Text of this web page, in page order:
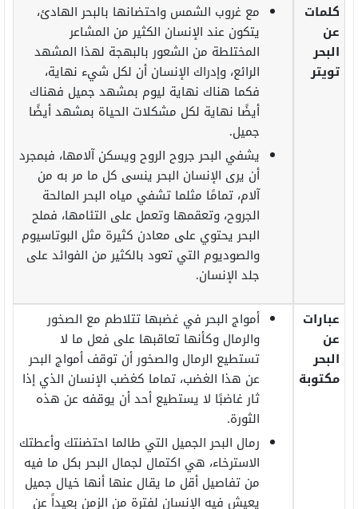
كلمات
عن
البحر
تويتر
مع غروب الشمس واحتضانها بالبحر الهادئ،
يتكون عند الإنسان الكثير من المشاعر
المختلطة من الشعور بالبهجة لهذا المشهد
الرائع، وإدراك الإنسان أن لكل شيء نهاية،
فكما هناك نهاية ليوم بمشهد جميل فهناك
أيضًا نهاية لكل مشكلات الحياة بمشهد أيضًا
جميل.
يشفي البحر جروح الروح ويسكن آلامها، فبمجرد
أن يرى الإنسان البحر ينسى كل ما مر به من
آلام، تمامًا مثلما تشفي مياه البحر المالحة
الجروح، وتعقمها وتعمل على التئامها، فملح
البحر يحتوي على معادن كثيرة مثل البوتاسيوم
والصوديوم التي تعود بالكثير من الفوائد على
جلد الإنسان.
عبارات
عن
البحر
مكتوبة
أمواج البحر في غضبها تتلاطم مع الصخور
والرمال وكأنها تعاقبها على فعل ما لا
تستطيع الرمال والصخور أن توقف أمواج البحر
عن هذا الغضب، تماما كغضب الإنسان الذي إذا
ثار غاضبًا لا يستطيع أحد أن يوقفه عن هذه
الثورة.
رمال البحر الجميل التي طالما احتضنتك وأعطتك
الاسترخاء، هي اكتمال لجمال البحر بكل ما فيه
من تفاصيل أقل ما يقال عنها أنها خيال جميل
يعيش فيه الإنسان لفترة من الزمن بعيداً عن